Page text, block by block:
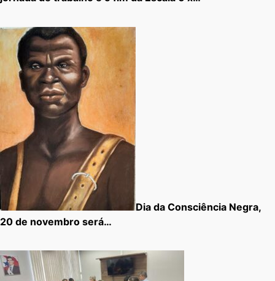
Dia da Consciência Negra,
20 de novembro será…